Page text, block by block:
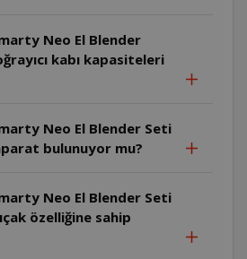
Neo El Blender
kabı kapasiteleri
Neo El Blender Seti
bulunuyor mu?
Neo El Blender Seti
özelliğine sahip